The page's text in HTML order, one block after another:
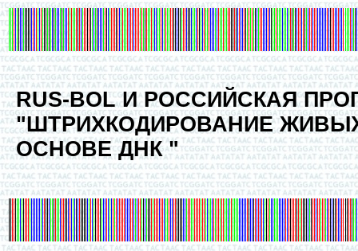
RUS-BOL И РОССИЙСКАЯ
"ШТРИХКОДИРОВАНИЕ
ОСНОВЕ ДНК "